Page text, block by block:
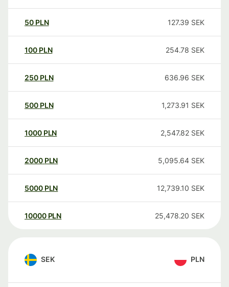
50 PLN 127.39 SEK
100 PLN 254.78 SEK
250 PLN 636.96 SEK
500 PLN 1,273.91 SEK
1000 PLN 2,547.82 SEK
2000 PLN 5,095.64 SEK
5000 PLN 12,739.10 SEK
10000 PLN 25,478.20 SEK
SEK PLN